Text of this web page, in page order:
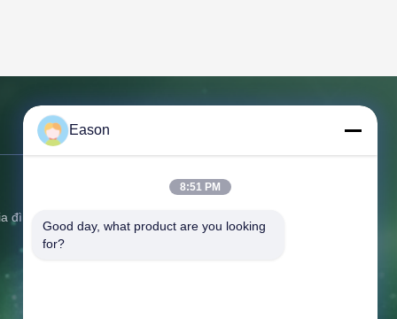
đình
Liên hệ với chúng tôi
tầng 3, tòa nhà BC, số 3
thị trấn Tangxia, Dongguan
Eason
8:51 PM
Good day, what product are you looking
for?